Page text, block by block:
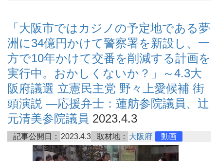
「大阪市ではカジノの予定地である夢
洲に34億円かけて警察署を新設し、一
方で10年かけて交番を削減する計画を
実行中。おかしくないか？」～4.3大
阪府議選 立憲民主党 野々上愛候補 街
頭演説 ―応援弁士：蓮舫参院議員、辻
元清美参院議員 2023.4.3
記事公開日： 2023.4.3 取材地： 大阪府 動画